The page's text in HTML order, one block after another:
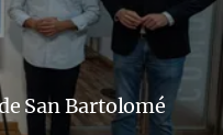
San Bartolomé